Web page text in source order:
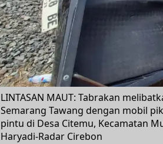
LINTASAN MAUT: Tabrakan
Semarang Tawang dengan mobil
pintu di Desa Citemu, Kecamatan
Haryadi-Radar Cirebon